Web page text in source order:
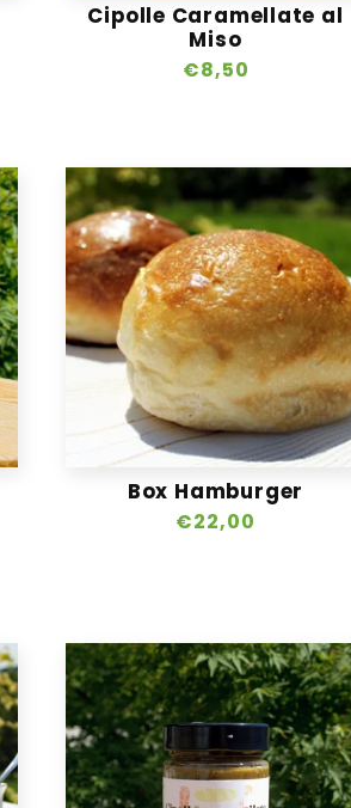
Cipolle Caramellate al
Miso
Prezzo
€8,50
Box Hamburger
Prezzo
€22,00